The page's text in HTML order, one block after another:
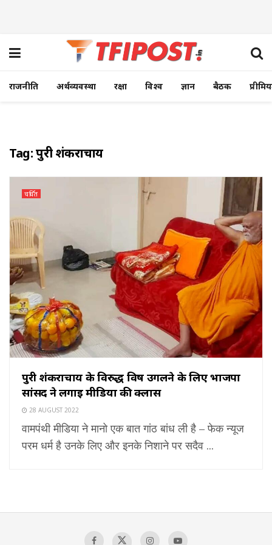
राजनीति अर्थव्यवस्था रक्षा विश्व ज्ञान बैठक
Tag:पुरी शंकराचार्य
चर्चित
पुरी शंकराचार्य के विरुद्ध विष उगलने के लिए भाजपा
सांसद ने लगाई मीडिया की क्लास
28 AUGUST 2022
वामपंथी मीडिया ने मानो एक बात गांठ बांध ली है – फेक न्यूज
परम धर्म है उनके लिए और इनके निशाने पर सदैव ...